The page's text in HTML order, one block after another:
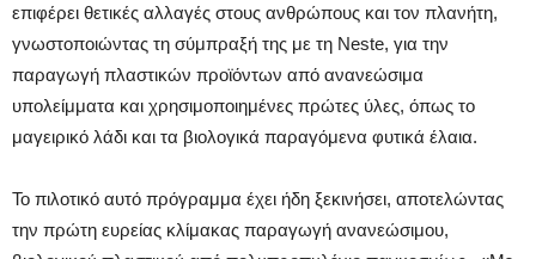
επιφέρει θετικές αλλαγές στους ανθρώπους και τον πλανήτη,
γνωστοποιώντας τη σύμπραξή της με τη Neste, για την
παραγωγή πλαστικών προϊόντων από ανανεώσιμα
υπολείμματα και χρησιμοποιημένες πρώτες ύλες, όπως το
μαγειρικό λάδι και τα βιολογικά παραγόμενα φυτικά έλαια.
Το πιλοτικό αυτό πρόγραμμα έχει ήδη ξεκινήσει, αποτελώντας
την πρώτη ευρείας κλίμακας παραγωγή ανανεώσιμου,